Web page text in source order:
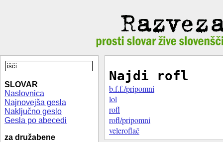
SLOVAR
Naslovnica
Najnovejša gesla
Naključno geslo
Gesla po abecedi
za družabene
Najdi rofl
b.f.f./pripomni
lol
rofl
rofl/pripomni
veleroflač